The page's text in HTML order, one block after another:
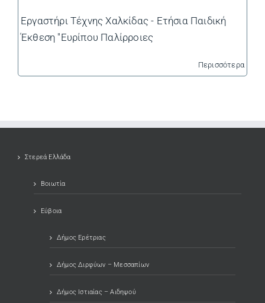
Εργαστήρι Τέχνης Χαλκίδας - Ετήσια Παιδική
Έκθεση "Ευρίπου Παλίρροιες
Περισσότερα
Στερεά Ελλάδα
Βοιωτία
Εύβοια
Δήμος Ερέτριας
Δήμος Διρφύων – Μεσσαπίων
Δήμος Ιστιαίας – Αιδηψού